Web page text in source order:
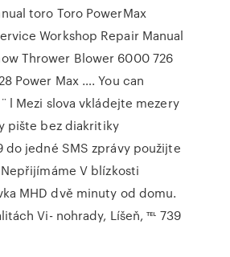
toro Toro PowerMax
Workshop Repair Manual
Thrower Blower 6000 726
Power Max …. You can
l Mezi slova vkládejte mezery
pište bez diakritiky
do jedné SMS zprávy použijte
V blízkosti
MHD dvě minuty od domu.
Vi- nohrady, Líšeň, ℡ 739